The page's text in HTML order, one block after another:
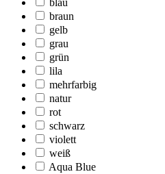
blau
braun
gelb
grau
grün
lila
mehrfarbig
natur
rot
schwarz
violett
weiß
Aqua Blue